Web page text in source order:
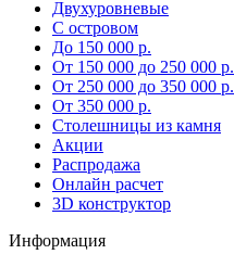
Двухуровневые
С островом
До 150 000 р.
От 150 000 до 250 000 р.
От 250 000 до 350 000 р.
От 350 000 р.
Столешницы из камня
Акции
Распродажа
Онлайн расчет
3D конструктор
Информация